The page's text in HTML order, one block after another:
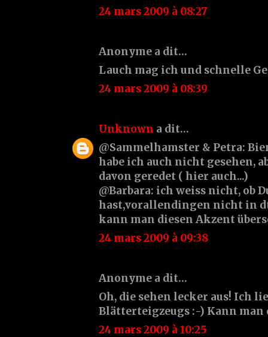
24 mars 2009 à 08:27
Anonyme a dit…
Lauch mag ich und schnelle
24 mars 2009 à 08:39
Unknown a dit…
@Sammelhamster & Petra:
habe ich auch nicht gesehen,
davon geredet ( hier auch...)
@Barbara: ich weiss nicht, ob
hast,vorallendingen nicht in
kann man diesen Akzent
24 mars 2009 à 09:38
Anonyme a dit…
Oh, die sehen lecker aus! Ich
Blätterteigzeugs :-) Kann man
24 mars 2009 à 10:25